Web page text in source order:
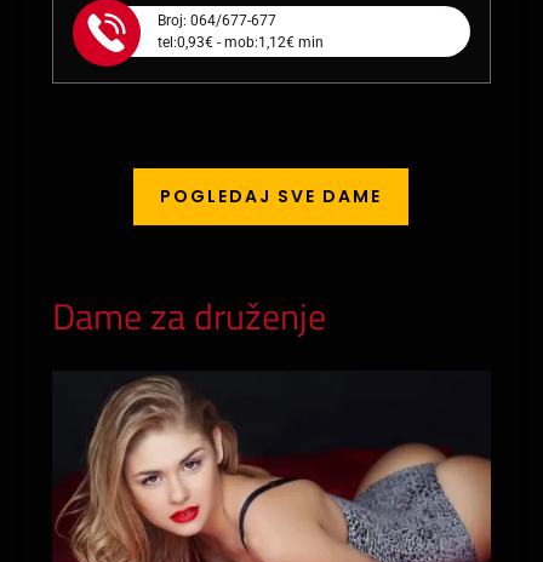
Broj: 064/677-677
tel:0,93€ - mob:1,12€ min
POGLEDAJ SVE DAME
Dame za druženje